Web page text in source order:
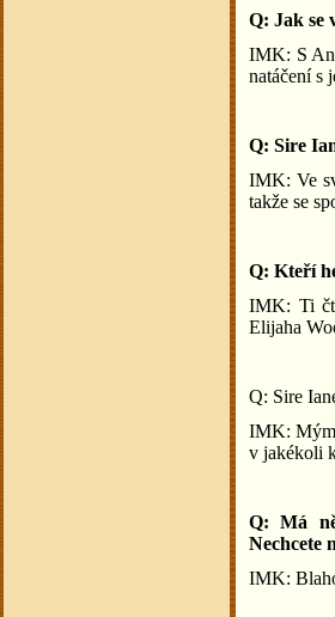
Q: Jak se
IMK: S
natáčení s
Q: Sire
IMK: Ve
takže se
Q: Kteří
IMK: Ti
Elijaha
Q: Sire
IMK: Mým
v jakékoli
Q: Má
Nechcete
IMK: